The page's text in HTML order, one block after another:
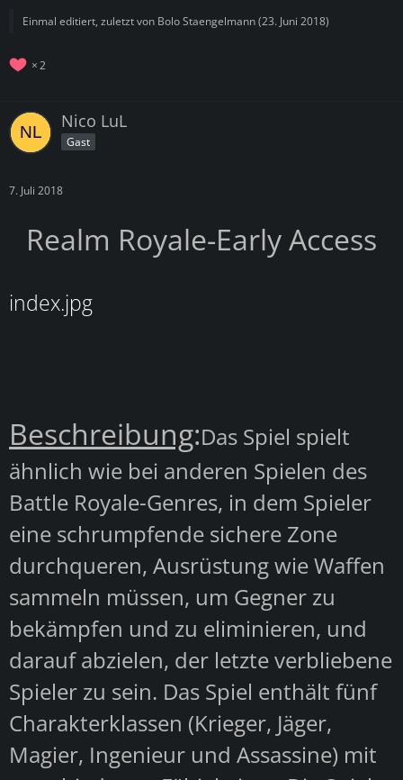
Einmal editiert, zuletzt von Bolo Staengelmann(23. Juni 2018)
2
Nico LuL
Gast
7. Juli 2018
Realm Royale-Early Access
index.jpg
Beschreibung:Das Spiel spielt
ähnlich wie bei anderen Spielen des
Battle Royale-Genres, in dem Spieler
eine schrumpfende sichere Zone
durchqueren, Ausrüstung wie Waffen
sammeln müssen, um Gegner zu
bekämpfen und zu eliminieren, und
darauf abzielen, der letzte verbliebene
Spieler zu sein. Das Spiel enthält fünf
Charakterklassen (Krieger, Jäger,
Magier, Ingenieur und Assassine) mit